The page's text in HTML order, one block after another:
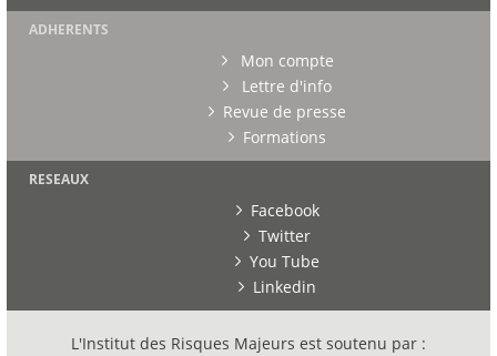
ADHERENTS
Mon compte
Lettre d'info
Revue de presse
Formations
RESEAUX
Facebook
Twitter
You Tube
Linkedin
L'Institut des Risques Majeurs est soutenu par :